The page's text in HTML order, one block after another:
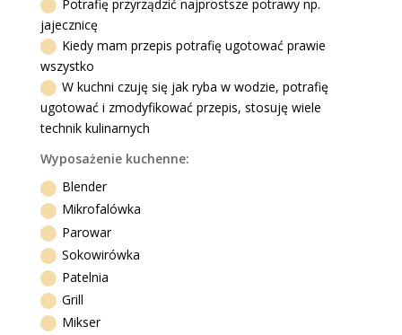
Potrafię przyrządzić najprostsze potrawy np.
jajecznicę
Kiedy mam przepis potrafię ugotować prawie
wszystko
W kuchni czuję się jak ryba w wodzie, potrafię
ugotować i zmodyfikować przepis, stosuję wiele
technik kulinarnych
Wyposażenie kuchenne:
Blender
Mikrofalówka
Parowar
Sokowirówka
Patelnia
Grill
Mikser